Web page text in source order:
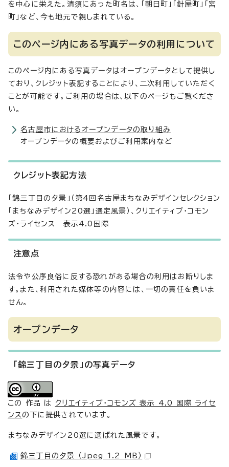
を中心に栄えた。清須にあった町名は、「朝日町」「針屋町」「宮
町」など、今も地元で親しまれている。
このページ内にある写真データの利用について
このページ内にある写真データはオープンデータとして提供し
ており、クレジット表記することにより、二次利用していただく
ことが可能です。ご利用の場合は、以下のページもご覧くださ
い。
名古屋市におけるオープンデータの取り組み
オープンデータの概要およびご利用案内など
クレジット表記方法
「錦三丁目の夕景」（第4回名古屋まちなみデザインセレクション
「まちなみデザイン20選」選定風景）、クリエイティブ・コモン
ズ・ライセンス 表示4.0国際
注意点
法令や公序良俗に反する恐れがある場合の利用はお断りしま
す。また、利用された媒体等の内容には、一切の責任を負いま
せん。
オープンデータ
「錦三丁目の夕景」の写真データ
この 作品 は クリエイティブ・コモンズ 表示 4.0 国際 ライセ
ンスの下に提供されています。
まちなみデザイン20選に選ばれた風景です。
錦三丁目の夕景 （Jpeg 1.2 MB）